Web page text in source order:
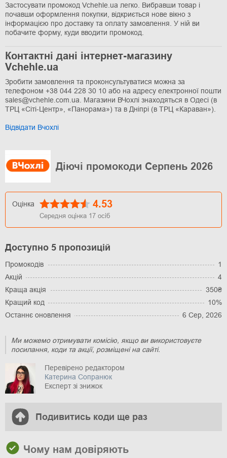
Застосувати промокод Vchehle.ua легко. Вибравши товар і
почавши оформлення покупки, відкриється нове вікно з
інформацією про доставку та оплату замовлення. У ній ви
побачите форму, куди вводити промокод.
Контактні дані інтернет-магазину
Vchehle.ua
Зробити замовлення та проконсультуватися можна за
телефоном +38 044 228 30 10 або на адресу електронної пошти
sales@vchehle.com.ua. Магазини ВЧохлі знаходяться в Одесі (в
ТРЦ «Сіті-Центр», «Панорама») та в Дніпрі (в ТРЦ «Караван»).
Відвідати Вчохлі
Діючі промокоди Серпень 2026
Оцінка 4.53
Середня оцінка 17 осіб
Доступно 5 пропозицій
Промокодів
1
Акцій
4
Краща акція
350₴
Кращий код
10%
Останнє оновлення
6 Сер, 2026
Ми можемо отримувати комісію, якщо ви використовуєте
посилання, коди та акції, розміщені на сайті.
Перевірено редактором
Катерина Сопранюк
Експерт зі знижок
Подивитись коди ще раз
Чому нам довіряють